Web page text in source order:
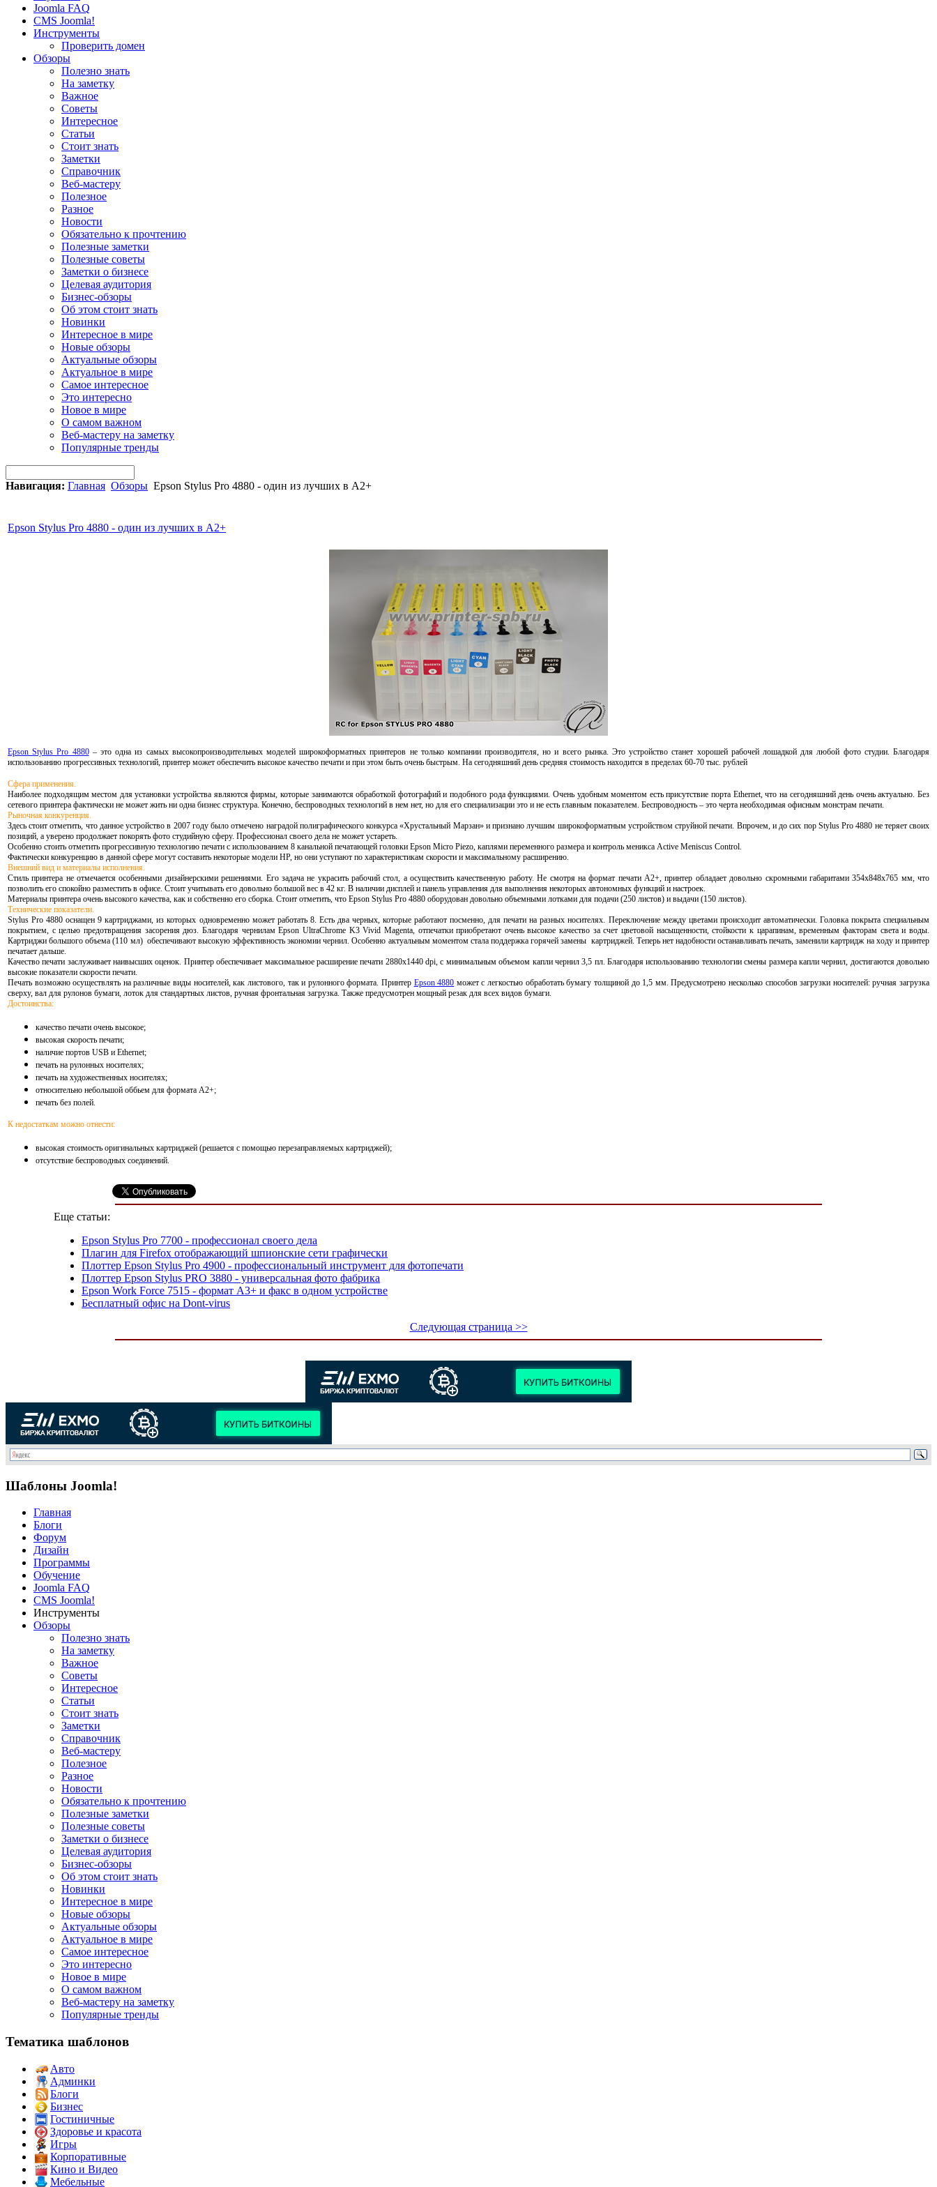
Joomla FAQ
CMS Joomla!
Инструменты
Проверить домен
Обзоры
Полезно знать
На заметку
Важное
Советы
Интересное
Статьи
Стоит знать
Заметки
Справочник
Веб-мастеру
Полезное
Разное
Новости
Обязательно к прочтению
Полезные заметки
Полезные советы
Заметки о бизнесе
Целевая аудитория
Бизнес-обзоры
Об этом стоит знать
Новинки
Интересное в мире
Новые обзоры
Актуальные обзоры
Актуальное в мире
Самое интересное
Это интересно
Новое в мире
О самом важном
Веб-мастеру на заметку
Популярные тренды
Навигация: Главная Обзоры Epson Stylus Pro 4880 - один из лучших в А2+
Epson Stylus Pro 4880 - один из лучших в А2+
Epson Stylus Pro 4880– это одна из самых высокопроизводительных моделей широкоформатных принтеров не только компании производителя, но и всего рынка. Это устройство станет хорошей рабочей лошадкой для любой фото студии. Благодаря
использованию прогрессивных технологий, принтер может обеспечить высокое качество печати и при этом быть очень быстрым. На сегодняшний день средняя стоимость находится в пределах 60-70 тыс. рублей
Сфера применения.
Наиболее подходящим местом для установки устройства являются фирмы, которые занимаются обработкой фотографий и подобного рода функциями. Очень удобным моментом есть присутствие порта Ethernet, что на сегодняшний день очень актуально. Без
сетевого принтера фактически не может жить ни одна бизнес структура. Конечно, беспроводных технологий в нем нет, но для его специализации это и не есть главным показателем. Беспроводность – это черта необходимая офисным монстрам печати.
Рыночная конкуренция.
Здесь стоит отметить, что данное устройство в 2007 году было отмечено наградой полиграфического конкурса «Хрустальный Марзан» и признано лучшим широкоформатным устройством струйной печати. Впрочем, и до сих пор Stylus Pro 4880 не теряет своих
позиций, а уверено продолжает покорять фото студийную сферу. Профессионал своего дела не может устареть.
Особенно стоить отметить прогрессивную технологию печати с использованием 8 канальной печатающей головки Epson Micro Piezo, каплями переменного размера и контроль меникса Active Meniscus Control.
Фактически конкуренцию в данной сфере могут составить некоторые модели HP, но они уступают по характеристикам скорости и максимальному расширению.
Внешний вид и материалы исполнения.
Стиль принтера не отмечается особенными дизайнерскими решениями. Его задача не украсить рабочий стол, а осуществить качественную работу. Не смотря на формат печати А2+, принтер обладает довольно скромными габаритами 354x848x765 мм, что
позволить его спокойно разместить в офисе. Стоит учитывать его довольно большой вес в 42 кг. В наличии дисплей и панель управления для выполнения некоторых автономных функций и настроек.
Материалы принтера очень высокого качества, как и собственно его сборка. Стоит отметить, что Epson Stylus Pro 4880 оборудован довольно объемными лотками для подачи (250 листов) и выдачи (150 листов).
Технические показатели.
Stylus Pro 4880 оснащен 9 картриджами, из которых одновременно может работать 8. Есть два черных, которые работают посменно, для печати на разных носителях. Переключение между цветами происходит автоматически. Головка покрыта специальным
покрытием, с целью предотвращения засорения дюз. Благодаря чернилам Epson UltraChrome K3 Vivid Magenta, отпечатки приобретают очень высокое качество за счет цветовой насыщенности, стойкости к царапинам, временным факторам света и воды.
Картриджи большого объема (110 мл) обеспечивают высокую эффективность экономии чернил. Особенно актуальным моментом стала поддержка горячей замены картриджей. Теперь нет надобности останавливать печать, заменили картридж на ходу и принтер
печатает дальше.
Качество печати заслуживает наивысших оценок. Принтер обеспечивает максимальное расширение печати 2880x1440 dpi, с минимальным объемом капли чернил 3,5 пл. Благодаря использованию технологии смены размера капли чернил, достигаются довольно
высокие показатели скорости печати.
Печать возможно осуществлять на различные виды носителей, как листового, так и рулонного формата. Принтер Epson 4880 может с легкостью обработать бумагу толщиной до 1,5 мм. Предусмотрено несколько способов загрузки носителей: ручная загрузка
сверху, вал для рулонов бумаги, лоток для стандартных листов, ручная фронтальная загрузка. Также предусмотрен мощный резак для всех видов бумаги.
Достоинства:
качество печати очень высокое;
высокая скорость печати;
наличие портов USB и Ethernet;
печать на рулонных носителях;
печать на художественных носителях;
относительно небольшой оббьем для формата А2+;
печать без полей.
К недостаткам можно отнести:
высокая стоимость оригинальных картриджей (решается с помощью перезаправляемых картриджей);
отсутствие беспроводных соединений.
Еще статьи:
Epson Stylus Pro 7700 - профессионал своего дела
Плагин для Firefox отображающий шпионские сети графически
Плоттер Epson Stylus Pro 4900 - профессиональный инструмент для фотопечати
Плоттер Epson Stylus PRO 3880 - универсальная фото фабрика
Epson Work Force 7515 - формат А3+ и факс в одном устройстве
Бесплатный офис на Dont-virus
Следующая страница >>
Шаблоны Joomla!
Главная
Блоги
Форум
Дизайн
Программы
Обучение
Joomla FAQ
CMS Joomla!
Инструменты
Обзоры
Полезно знать
На заметку
Важное
Советы
Интересное
Статьи
Стоит знать
Заметки
Справочник
Веб-мастеру
Полезное
Разное
Новости
Обязательно к прочтению
Полезные заметки
Полезные советы
Заметки о бизнесе
Целевая аудитория
Бизнес-обзоры
Об этом стоит знать
Новинки
Интересное в мире
Новые обзоры
Актуальные обзоры
Актуальное в мире
Самое интересное
Это интересно
Новое в мире
О самом важном
Веб-мастеру на заметку
Популярные тренды
Тематика шаблонов
Авто
Админки
Блоги
Бизнес
Гостиничные
Здоровье и красота
Игры
Корпоративные
Кино и Видео
Мебельные